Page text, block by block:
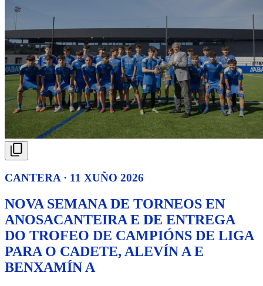
CANTERA · 11 XUÑO 2026
NOVA SEMANA DE TORNEOS EN
ANOSACANTEIRA E DE ENTREGA
DO TROFEO DE CAMPIÓNS DE LIGA
PARA O CADETE, ALEVÍN A E
BENXAMÍN A